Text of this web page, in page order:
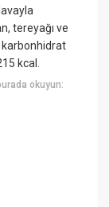
tereyağı ve
karbonhidrat
kcal.
okuyun: